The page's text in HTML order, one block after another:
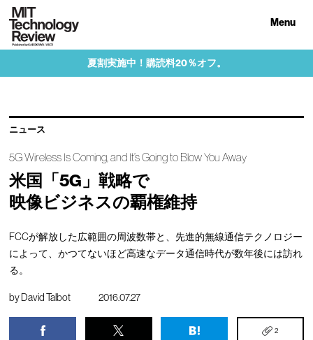
Menu
夏割実施中！購読料20％オフ。
ニュース
5G Wireless Is Coming, and It’s Going to Blow You Away
米国「5G」戦略で
映像ビジネスの覇権維持
FCCが解放した広範囲の周波数帯と、先進的無線通信テクノロジー
によって、かつてないほど高速なデータ通信時代が数年後には訪れ
る。
byDavid Talbot 2016.07.27
2